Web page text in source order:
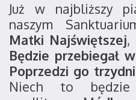
Już w najbliższy
naszym
Matki Najświętszej,
Będzie przebiegał
Poprzedzi go
Niech to będzie